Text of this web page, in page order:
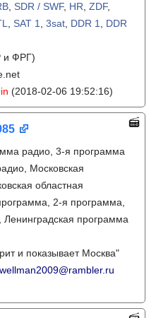
SDR / SWF, HR ZDF,
SAT 1 3sat DDR 1
DDR
и ФРГ)
(2018-02-06 19:52:16)
радио, 3-я программа
Московская
областная
2-я программа,
программа
и показывает Москва"